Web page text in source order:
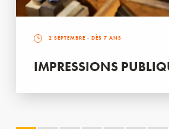
2 SEPTEMBRE - DÈS 7 ANS
IMPRESSIONS